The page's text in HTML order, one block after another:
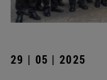
29 | 05 | 2025